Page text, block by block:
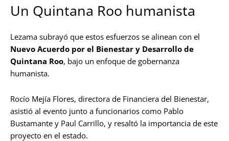
Un Quintana Roo humanista
Lezama subrayó que estos esfuerzos se alinean con el
Nuevo Acuerdo por el Bienestar y Desarrollo de
Quintana Roo, bajo un enfoque de gobernanza
humanista.
Rocío Mejía Flores, directora de Financiera del Bienestar,
asistió al evento junto a funcionarios como Pablo
Bustamante y Paul Carrillo, y resaltó la importancia de este
proyecto en el estado.